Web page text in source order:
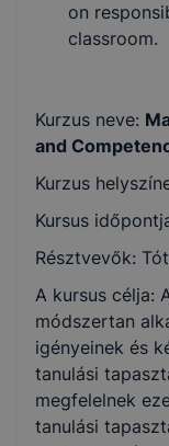
on
classroom.
Kurzus neve:
and
Kurzus
Kursus
Résztvevők:
A kursus célja:
módszertan
igényeinek és
tanulási
megfelelnek
tanulási